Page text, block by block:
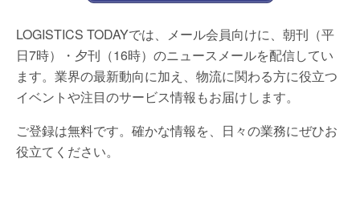
LOGISTICS TODAYでは、メール会員向けに、朝刊（平
日7時）・夕刊（16時）のニュースメールを配信してい
ます。業界の最新動向に加え、物流に関わる方に役立つ
イベントや注目のサービス情報もお届けします。
ご登録は無料です。確かな情報を、日々の業務にぜひお
役立てください。